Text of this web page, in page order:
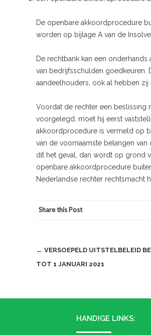
De openbare akkoordprocedure
worden op bijlage A van de
De rechtbank kan een
van bedrijfsschulden goedkeuren.
aandeelhouders, ook al hebben
Voordat de rechter een beslissing
voorgelegd, moet hij eerst
akkoordprocedure is vermeld op
van de voornaamste belangen
dit het geval, dan wordt op grond
openbare akkoordprocedure
Nederlandse rechter rechtsmacht
Share this Post
Post
navigation
← VERSOEPELD UITSTELBELEID
TOT 1 JANUARI 2021
HANDIGE LINKS: